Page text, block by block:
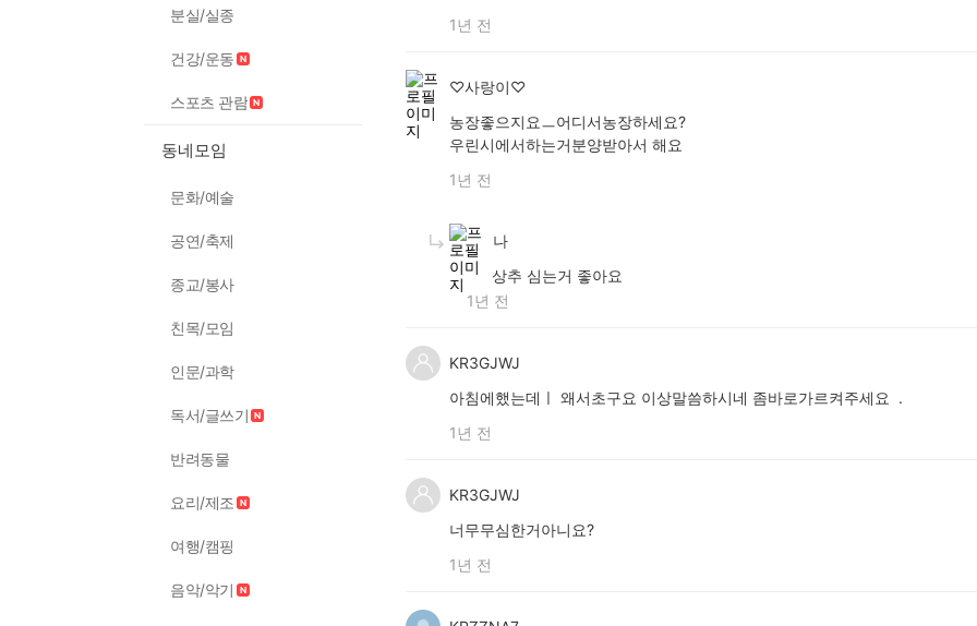
분실/실종
건강/운동
스포츠 관람
동네모임
문화/예술
공연/축제
종교/봉사
친목/모임
인문/과학
독서/글쓰기
반려동물
요리/제조
여행/캠핑
음악/악기
1년 전
♡사랑이♡
농장좋으지요ㅡ어디서농장하세요?
우린시에서하는거분양받아서 해요
1년 전
나
상추 심는거 좋아요
1년 전
KR3GJWJ
아침에했는데ㅣ 왜서초구요 이상말씀하시네 좀바로가르켜주세요 .
1년 전
KR3GJWJ
너무무심한거아니요?
1년 전